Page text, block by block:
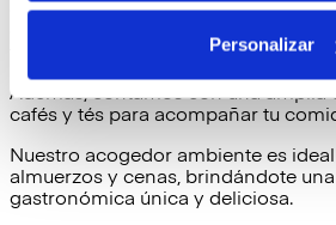
Sobre nosotros
Nuestros productos y
En Crepería del Sol, fusionamos la
crepes franceses con las